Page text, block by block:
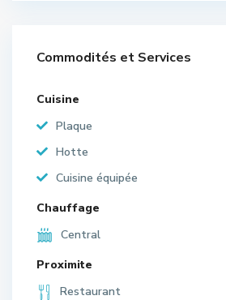
Commodités et Services
Cuisine
Plaque
Hotte
Cuisine équipée
Chauffage
Central
Proximite
Restaurant